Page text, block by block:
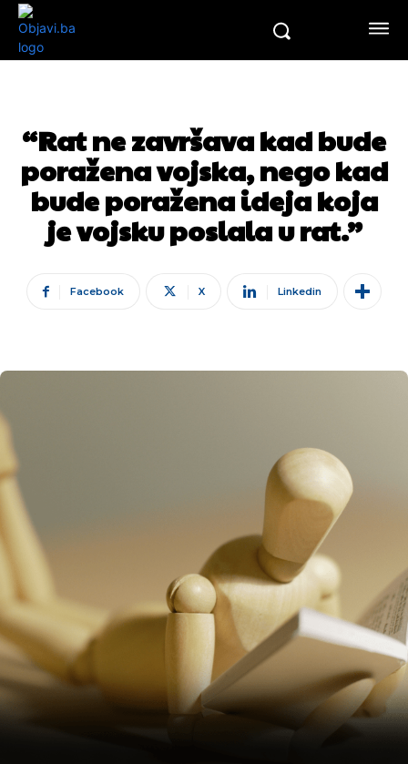
“Rat ne završava kad bude
poražena vojska, nego kad
bude poražena ideja koja
je vojsku poslala u rat.”
Facebook X Linkedin